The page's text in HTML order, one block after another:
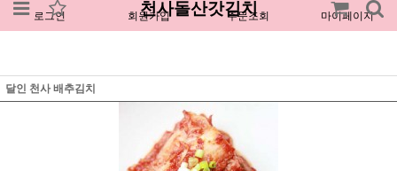
로그인 회원가입 주문조회 마이페이지
천사돌산갓김치
달인 천사 배추김치